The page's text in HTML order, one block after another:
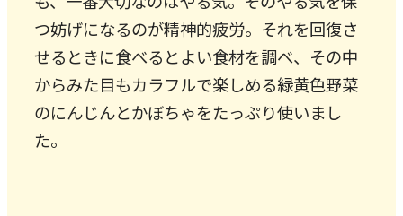
つ妨げになるのが精神的疲労。それを回復さ
せるときに食べるとよい食材を調べ、その中
からみた目もカラフルで楽しめる緑黄色野菜
のにんじんとかぼちゃをたっぷり使いまし
た。